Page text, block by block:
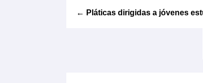
← Pláticas dirigidas a jóvenes